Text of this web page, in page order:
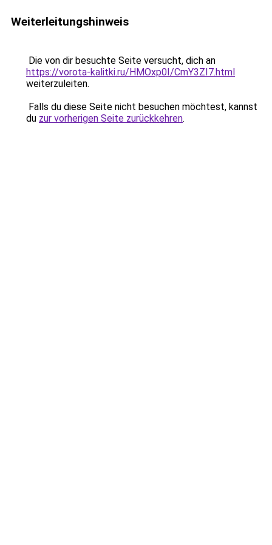
Weiterleitungshinweis
Die von dir besuchte Seite versucht, dich an
https://vorota-kalitki.ru/HMOxp0I/CmY3ZI7.html
weiterzuleiten.
Falls du diese Seite nicht besuchen möchtest, kannst
du zur vorherigen Seite zurückkehren.